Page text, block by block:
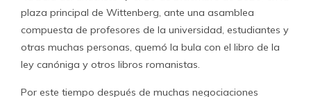
plaza principal de Wittenberg, ante una asamblea
compuesta de profesores de la universidad, estudiantes y
otras muchas personas, quemó la bula con el libro de la
ley canóniga y otros libros romanistas.
Por este tiempo después de muchas negociaciones